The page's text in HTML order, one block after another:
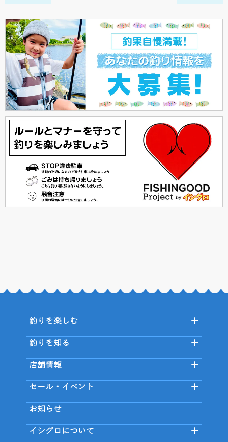
釣りを楽しむ
釣りを知る
店舗情報
セール・イベント
お知らせ
イシグロについて